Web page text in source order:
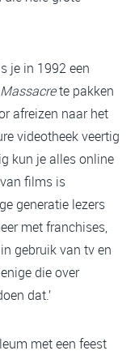
je in 1992 een
te pakken
afreizen naar het
videotheek veertig
kun je alles online
films is
generatie lezers
met franchises,
gebruik van tv en
die over
dat.’
met een feest